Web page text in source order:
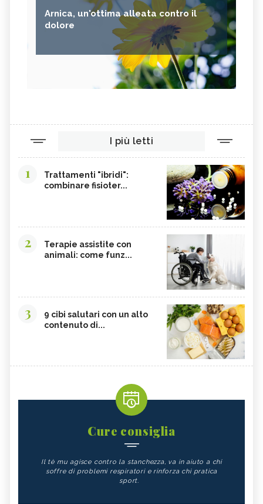
Arnica, un'ottima alleata contro il
dolore
I più letti
1
Trattamenti "ibridi":
combinare fisioter...
2
Terapie assistite con
animali: come funz...
3
9 cibi salutari con un alto
contenuto di...
Cure consiglia
Il tè mu agisce contro la stanchezza, va in aiuto a chi
soffre di problemi respiratori e rinforza chi pratica
sport.